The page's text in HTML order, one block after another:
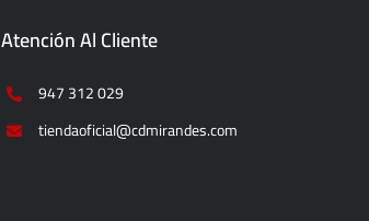
Atención Al Cliente
947 312 029
tiendaoficial@cdmirandes.com